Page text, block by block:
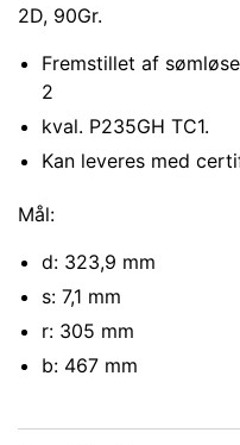
2D, 90Gr.
Fremstillet af
2
kval. P235GH TC1.
Kan leveres med
Mål:
d: 323,9 mm
s: 7,1 mm
r: 305 mm
b: 467 mm